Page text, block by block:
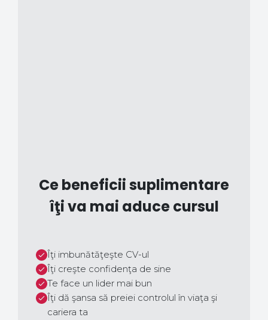
Ce beneficii suplimentare
îţi va mai aduce cursul
Îţi imbunătăţeşte CV-ul
Îţi creşte confidenţa de sine
Te face un lider mai bun
Îţi dă şansa să preiei controlul în viaţa şi
cariera ta